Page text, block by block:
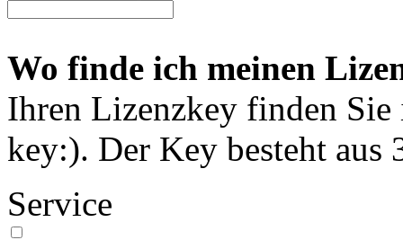
Wo finde ich meinen
Ihren Lizenzkey finden
key:). Der Key besteht aus
Service